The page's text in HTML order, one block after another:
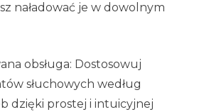
naładować je w dowolnym
obsługa: Dostosowuj
słuchowych według
dzięki prostej i intuicyjnej